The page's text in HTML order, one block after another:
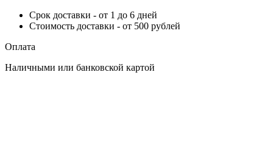
Срок доставки - от 1 до 6 дней
Стоимость доставки - от 500 рублей
Оплата
Наличными или банковской картой